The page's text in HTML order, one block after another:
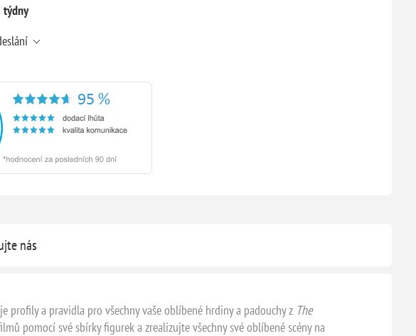
týdny
nás
a pravidla pro všechny vaše oblíbené hrdiny a padouchy z The
pomocí své sbírky figurek a zrealizujte všechny své oblíbené scény na